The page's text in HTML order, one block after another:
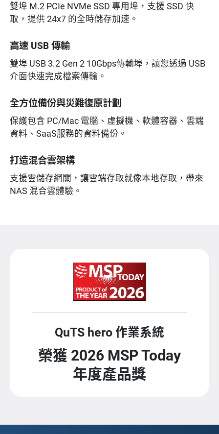
雙埠 M.2 PCIe NVMe SSD 專用埠，支援 SSD 快
取，提供 24x7 的全時儲存加速。
高速 USB 傳輸
雙埠 USB 3.2 Gen 2 10Gbps傳輸埠，讓您透過 USB
介面快速完成檔案傳輸。
全方位備份與災難復原計劃
保護包含 PC/Mac 電腦、虛擬機、軟體容器、雲端
資料、SaaS服務的資料備份。
打造混合雲架構
支援雲儲存網關，讓雲端存取就像本地存取，帶來
NAS 混合雲體驗。
QuTS hero 作業系統
榮獲 2026 MSP Today
年度產品獎